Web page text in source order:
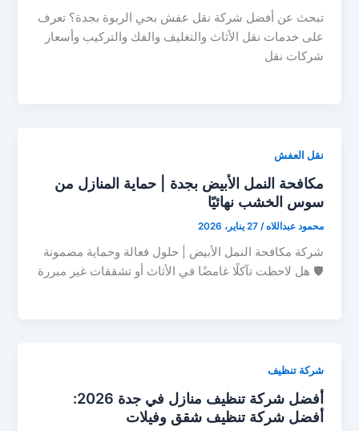
تبحث عن أفضل شركة نقل عفش بحي الربوة بجدة؟ تعرف
على خدمات نقل الأثاث والتغليف والفك والتركيب وأسعار
شركات نقل
نقل العفش
مكافحة النمل الأبيض بجدة | حماية المنازل من
سوس الخشب نهائيًا
محمود عبداللاه/27 يناير، 2026
شركة مكافحة النمل الأبيض | حلول فعالة وحماية مضمونة
🛡️ هل لاحظت تآكلًا غامضًا في الأثاث أو تشققات غير مبررة
شركة تنظيف
أفضل شركة تنظيف منازل في جدة 2026:
أفضل شركة تنظيف شقق وفيلات